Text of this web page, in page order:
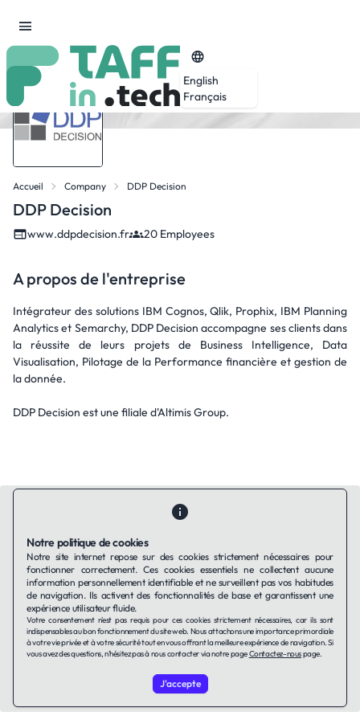
English
Français
Accueil Company DDP Decision
DDP Decision
www.ddpdecision.fr 20 Employees
A propos de l'entreprise
Intégrateur des solutions IBM Cognos, Qlik, Prophix, IBM Planning
Analytics et Semarchy, DDP Decision accompagne ses clients dans
la réussite de leurs projets de Business Intelligence, Data
Visualisation, Pilotage de la Performance financière et gestion de
la donnée.
DDP Decision est une filiale d'Altimis Group.
Contactez-nousQui sommes-nous ?Ils utilisent Taffin.tech
Politique de confidentialitéConditions générales
Politique de cookies
LinkedIn
© 2026 TAFFin.Tech. Tous droits réservés.
Notre politique de cookies
Notre site internet repose sur des cookies strictement nécessaires pour
fonctionner correctement. Ces cookies essentiels ne collectent aucune
information personnellement identifiable et ne surveillent pas vos habitudes
de navigation. Ils activent des fonctionnalités de base et garantissent une
expérience utilisateur fluide.
Votre consentement n'est pas requis pour ces cookies strictement nécessaires, car ils sont
indispensables au bon fonctionnement du site web. Nous attachons une importance primordiale
à votre vie privée et à votre sécurité tout en vous offrant la meilleure expérience de navigation. Si
vous avez des questions, n'hésitez pas à nous contacter via notre pageContactez-nouspage.
J'accepte